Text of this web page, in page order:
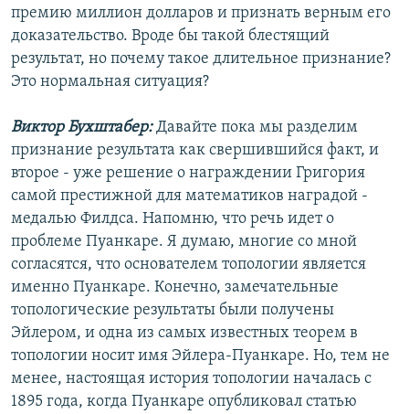
премию миллион долларов и признать верным его
доказательство. Вроде бы такой блестящий
результат, но почему такое длительное признание?
Это нормальная ситуация?
Виктор Бухштабер:Давайте пока мы разделим
признание результата как свершившийся факт, и
второе - уже решение о награждении Григория
самой престижной для математиков наградой -
медалью Филдса. Напомню, что речь идет о
проблеме Пуанкаре. Я думаю, многие со мной
согласятся, что основателем топологии является
именно Пуанкаре. Конечно, замечательные
топологические результаты были получены
Эйлером, и одна из самых известных теорем в
топологии носит имя Эйлера-Пуанкаре. Но, тем не
менее, настоящая история топологии началась с
1895 года, когда Пуанкаре опубликовал статью